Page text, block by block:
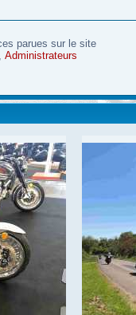
parues sur le site
, Administrateurs